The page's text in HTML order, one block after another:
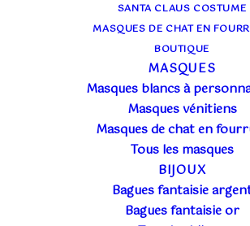
SANTA CLAUS COSTUME
MASQUES DE CHAT EN
BOUTIQUE
MASQUES
Masques blancs à
Masques vénitiens
Masques de chat en
Tous les masques
BIJOUX
Bagues fantaisie
Bagues fantaisie or